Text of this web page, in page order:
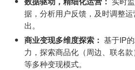
据，分析用户反馈，及时调整
出。
商业变现多维度探索： 基于IP
力，探索商品化（周边、联名
等多种变现模式。